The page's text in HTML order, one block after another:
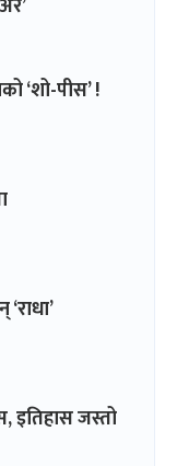
‘शो-पीस’ !
इतिहास जस्तो